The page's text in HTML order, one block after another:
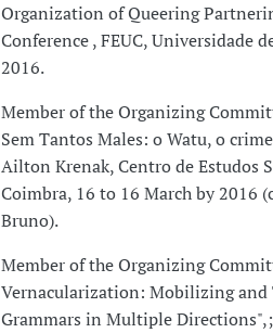
Organization of Queering
Conference , FEUC, Universidade
2016.
Member of the Organizing
Sem Tantos Males: o Watu, o
Ailton Krenak, Centro de Estudos
Coimbra, 16 to 16 March by 2016
Bruno).
Member of the Organizing
Vernacularization: Mobilizing and
Grammars in Multiple